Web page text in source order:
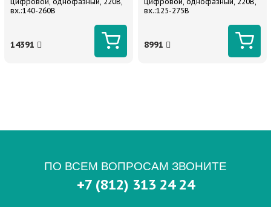
вх.:140-260В
14391
вх.:125-275В
8991
ПО ВСЕМ ВОПРОСАМ ЗВОНИТЕ
+7 (812) 313 24 24